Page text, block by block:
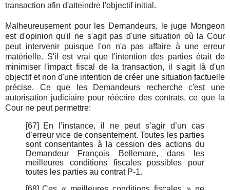
transaction afin d'atteindre l'objectif initial.
Malheureusement pour les Demandeurs, le juge Mongeon
est d'opinion qu'il ne s'agit pas d'une situation où la Cour
peut intervenir puisque l'on n'a pas affaire à une erreur
matérielle. S'il est vrai que l'intention des parties était de
minimiser l'impact fiscal de la transaction, il s'agit là d'un
objectif et non d'une intention de créer une situation factuelle
précise. Ce que les Demandeurs recherche c'est une
autorisation judiciaire pour réécrire des contrats, ce que la
Cour ne peut permettre:
[67]
En l’instance, il ne peut s’agir d’un cas
d’erreur vice de consentement. Toutes les parties
sont consentantes à la cession des actions du
Demandeur François Bellemare, dans les
meilleures conditions fiscales possibles pour
toutes les parties au contrat P-1.